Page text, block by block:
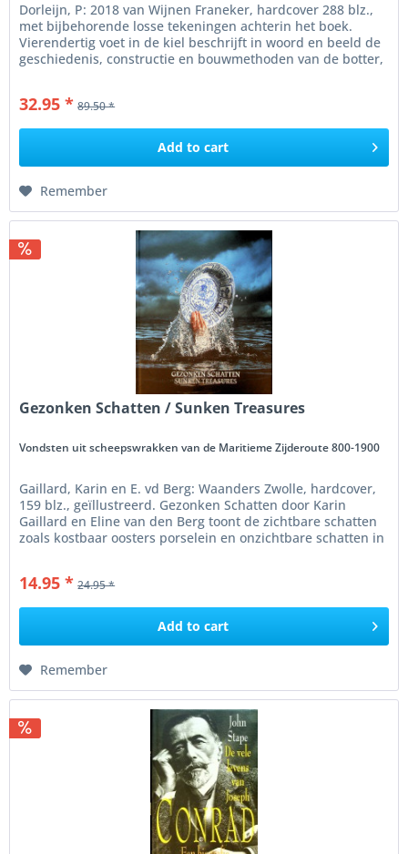
Dorleijn, P: 2018 van Wijnen Franeker, hardcover 288 blz.,
met bijbehorende losse tekeningen achterin het boek.
Vierendertig voet in de kiel beschrijft in woord en beeld de
geschiedenis, constructie en bouwmethoden van de botter,
32.95 * 89.50 *
Add to cart
Remember
Gezonken Schatten / Sunken Treasures
Vondsten uit scheepswrakken van de Maritieme Zijderoute 800-1900
Gaillard, Karin en E. vd Berg: Waanders Zwolle, hardcover,
159 blz., geïllustreerd. Gezonken Schatten door Karin
Gaillard en Eline van den Berg toont de zichtbare schatten
zoals kostbaar oosters porselein en onzichtbare schatten in
14.95 * 24.95 *
Add to cart
Remember